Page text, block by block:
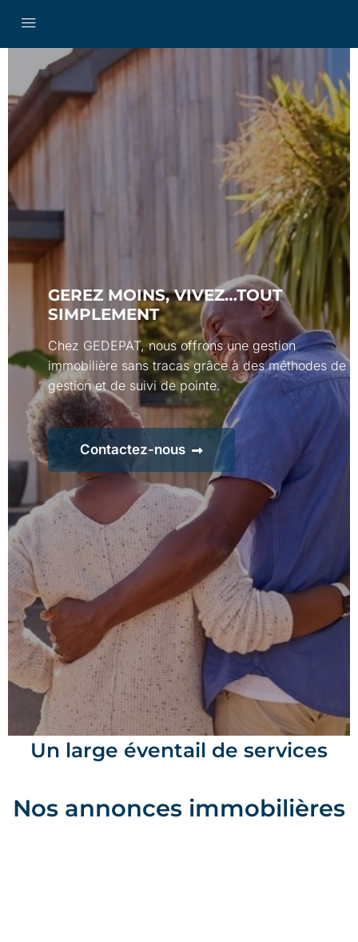
GEREZ MOINS, VIVEZ…TOUT
SIMPLEMENT
Chez GEDEPAT, nous offrons une gestion
immobilière sans tracas grâce à des méthodes de
gestion et de suivi de pointe.
Contactez-nous
Un large éventail de services
Nos annonces immobilières